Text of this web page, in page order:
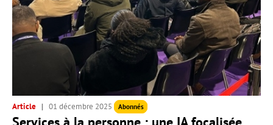
Article 01 décembre 2025 Abonnés